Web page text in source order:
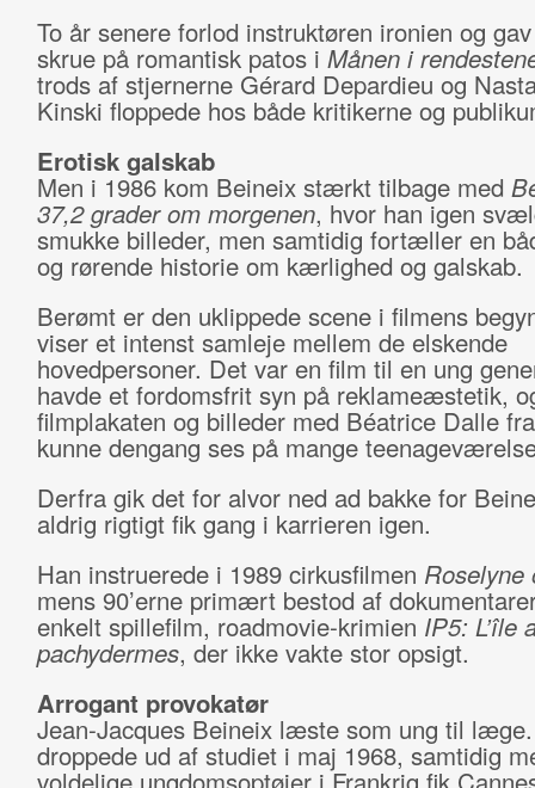
To år senere forlod instruktøren ironien og
skrue på romantisk patos i Månen i
trods af stjernerne Gérard Depardieu og
Kinski floppede hos både kritikerne og
Erotisk galskab
Men i 1986 kom Beineix stærkt tilbage med
37,2 grader om morgenen, hvor han igen
smukke billeder, men samtidig fortæller en
og rørende historie om kærlighed og galskab.
Berømt er den uklippede scene i filmens
viser et intenst samleje mellem de elskende
hovedpersoner. Det var en film til en ung
havde et fordomsfrit syn på reklameæstetik,
filmplakaten og billeder med Béatrice Dalle
kunne dengang ses på mange
Derfra gik det for alvor ned ad bakke for
aldrig rigtigt fik gang i karrieren igen.
Han instruerede i 1989 cirkusfilmen Roselyne
mens 90’erne primært bestod af
enkelt spillefilm, roadmovie-krimien IP5: L’île
pachydermes, der ikke vakte stor opsigt.
Arrogant provokatør
Jean-Jacques Beineix læste som ung til
droppede ud af studiet i maj 1968, samtidig